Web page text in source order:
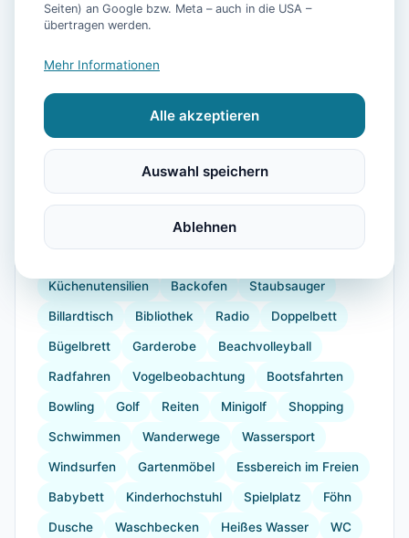
Ausstattung
Heizung Küche
Mikrowelle Geschirrspüler Balkon
Wellnessbehandlungen Kaffeemaschine
Küchenutensilien Backofen Staubsauger
Billardtisch Bibliothek Radio Doppelbett
Bügelbrett Garderobe Beachvolleyball
Radfahren Vogelbeobachtung Bootsfahrten
Bowling Golf Reiten Minigolf Shopping
Schwimmen Wanderwege Wassersport
Windsurfen Gartenmöbel Essbereich im Freien
Babybett Kinderhochstuhl Spielplatz Föhn
Dusche Waschbecken Heißes Wasser WC
Seiten) an Google bzw. Meta – auch in die USA –
übertragen werden.
Mehr Informationen
Alle akzeptieren
Auswahl speichern
Ablehnen